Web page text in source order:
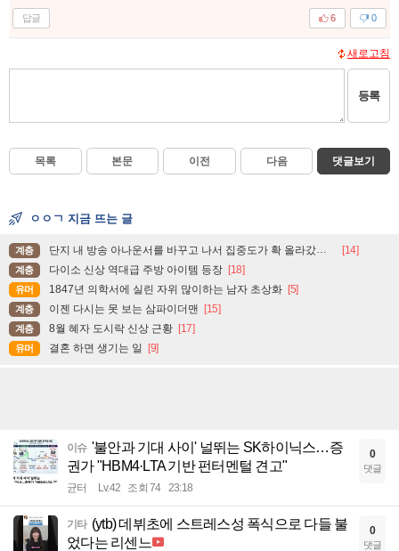
답글 0
6
새로고침
등록
목록 본문 이전 다음 댓글보기
ㅇㅇㄱ 지금 뜨는 글
계층 단지 내 방송 아나운서를 바꾸고 나서 집중도가 확 올라갔다는 한 아파트의 안내방송 [14]
계층 다이소 신상 역대급 주방 아이템 등장 [18]
유머 1847년 의학서에 실린 자위 많이하는 남자 초상화 [5]
계층 이젠 다시는 못 보는 삼파이더맨 [15]
계층 8월 혜자 도시락 신상 근황 [17]
유머 결혼 하면 생기는 일 [9]
이슈 '불안과 기대 사이' 널뛰는 SK하이닉스…증
권가 "HBM4·LTA 기반 펀터멘털 견고"
균터 Lv.42 조회 74 23:18
0
댓글
기타 (ytb) 데뷔초에 스트레스성 폭식으로 다들 불
었다는 리센느
0
댓글